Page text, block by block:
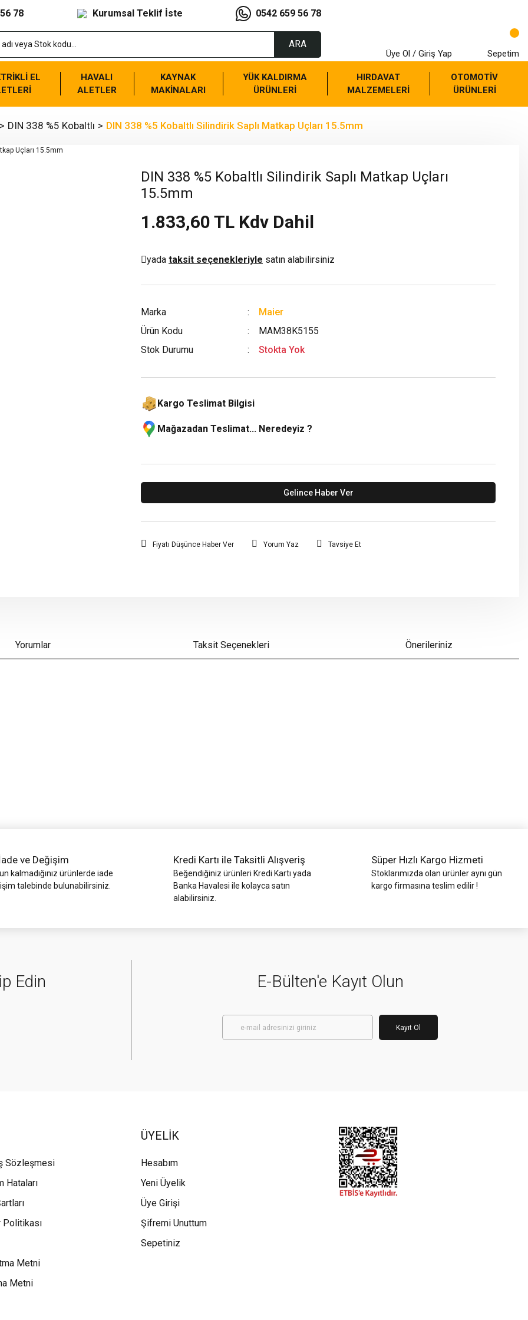
78 Kurumsal Teklif İste 0542 659 56 78
ARA
Üye Ol / Giriş Yap Sepetim
EL
HAVALI
ALETLER
KAYNAK
MAKİNALARI
YÜK KALDIRMA
ÜRÜNLERİ
HIRDAVAT
MALZEMELERİ
OTOMOTİV
ÜRÜNLERİ
DIN 338 %5 Kobaltlı DIN 338 %5 Kobaltlı Silindirik Saplı Matkap Uçları 15.5mm
DIN 338 %5 Kobaltlı Silindirik Saplı Matkap Uçları
15.5mm
1.833,60 TL Kdv Dahil
yada taksit seçenekleriyle satın alabilirsiniz
Marka
Maier
Ürün Kodu
MAM38K5155
Stok Durumu
Stokta Yok
Kargo Teslimat Bilgisi
Mağazadan Teslimat... Neredeyiz ?
Gelince Haber Ver
Fiyatı Düşünce Haber Ver Yorum Yaz Tavsiye Et
Yorumlar Taksit Seçenekleri Önerileriniz
ve Değişim
kalmadığınız ürünlerde iade
talebinde bulunabilirsiniz.
Kredi Kartı ile Taksitli Alışveriş
Beğendiğiniz ürünleri Kredi Kartı yada
Banka Havalesi ile kolayca satın
alabilirsiniz.
Süper Hızlı Kargo Hizmeti
Stoklarımızda olan ürünler aynı gün
kargo firmasına teslim edilir !
Edin E-Bülten'e Kayıt Olun
Kayıt Ol
Sözleşmesi
Hataları
Metni
Metni
ÜYELİK
Hesabım
Yeni Üyelik
Üye Girişi
Şifremi Unuttum
Sepetiniz